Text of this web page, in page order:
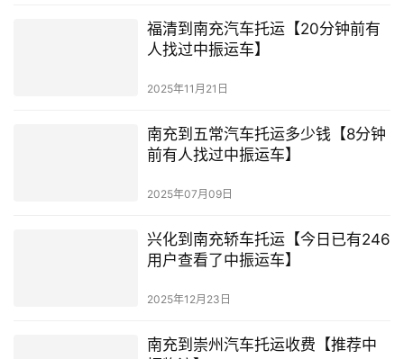
福清到南充汽车托运【20分钟前有
人找过中振运车】
2025年11月21日
南充到五常汽车托运多少钱【8分钟
前有人找过中振运车】
2025年07月09日
兴化到南充轿车托运【今日已有246
用户查看了中振运车】
2025年12月23日
南充到崇州汽车托运收费【推荐中